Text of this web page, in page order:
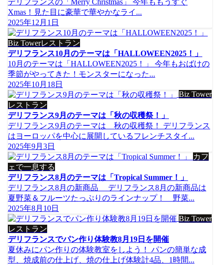
Xmas！見た目に豪華で華やかなライ...
2025年12月1日
Biz Towerレストラン
デリフランス10月のテーマは「HALLOWEEN2025！」
10月のテーマは「HALLOWEEN2025！」 今年もおばけの
季節がやってきた！モンスターになった...
2025年10月18日
Biz Tower
レストラン
デリフランス9月のテーマは「秋の収穫祭！」
デリフランス9月のテーマは 秋の収穫祭！ デリフランス
はヨーロッパを中心に展開しているフレンチスタイ...
2025年9月3日
カフ
ェで一息する
デリフランス8月のテーマは「Tropical Summer！」
デリフランス8月の新商品 デリフランス8月の新商品は
夏野菜＆フルーツたっぷりのラインナップ！ 野菜...
2025年8月10日
Biz Tower
レストラン
デリフランスでパン作り体験教8月19日を開催
夏休みにパン作りの体験教室をしよう！ パンの簡単な成
型、焼成前の仕上げ、焼の仕上げ体験計4品、1時間...